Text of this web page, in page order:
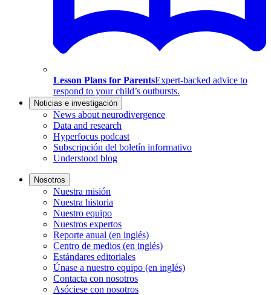
Lesson Plans for ParentsExpert-backed advice to
respond to your child’s outbursts.
Noticias e investigación
News about neurodivergence
Data and research
Hyperfocus podcast
Subscripción del boletín informativo
Understood blog
Nosotros
Nuestra misión
Nuestra historia
Nuestro equipo
Nuestros expertos
Reporte anual (en inglés)
Centro de medios (en inglés)
Estándares editoriales
Únase a nuestro equipo (en inglés)
Contacta con nosotros
Asóciese con nosotros